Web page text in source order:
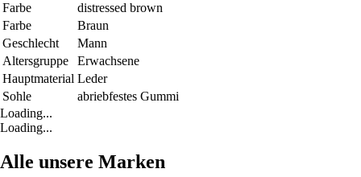
Farbe
distressed brown
Farbe
Braun
Geschlecht
Mann
Altersgruppe
Erwachsene
Hauptmaterial Leder
Sohle
abriebfestes Gummi
Loading...
Loading...
Alle unsere Marken